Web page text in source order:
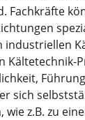
Fachkräfte
industriellen
Kältetechnik-
sich
z.B. zu